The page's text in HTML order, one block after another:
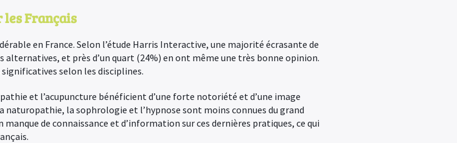
les Français
en France. Selon l’étude Harris Interactive, une majorité écrasante de
alternatives, et près d’un quart (24%) en ont même une très bonne opinion.
selon les disciplines.
et l’acupuncture bénéficient d’une forte notoriété et d’une image
naturopathie, la sophrologie et l’hypnose sont moins connues du grand
de connaissance et d’information sur ces dernières pratiques, ce qui